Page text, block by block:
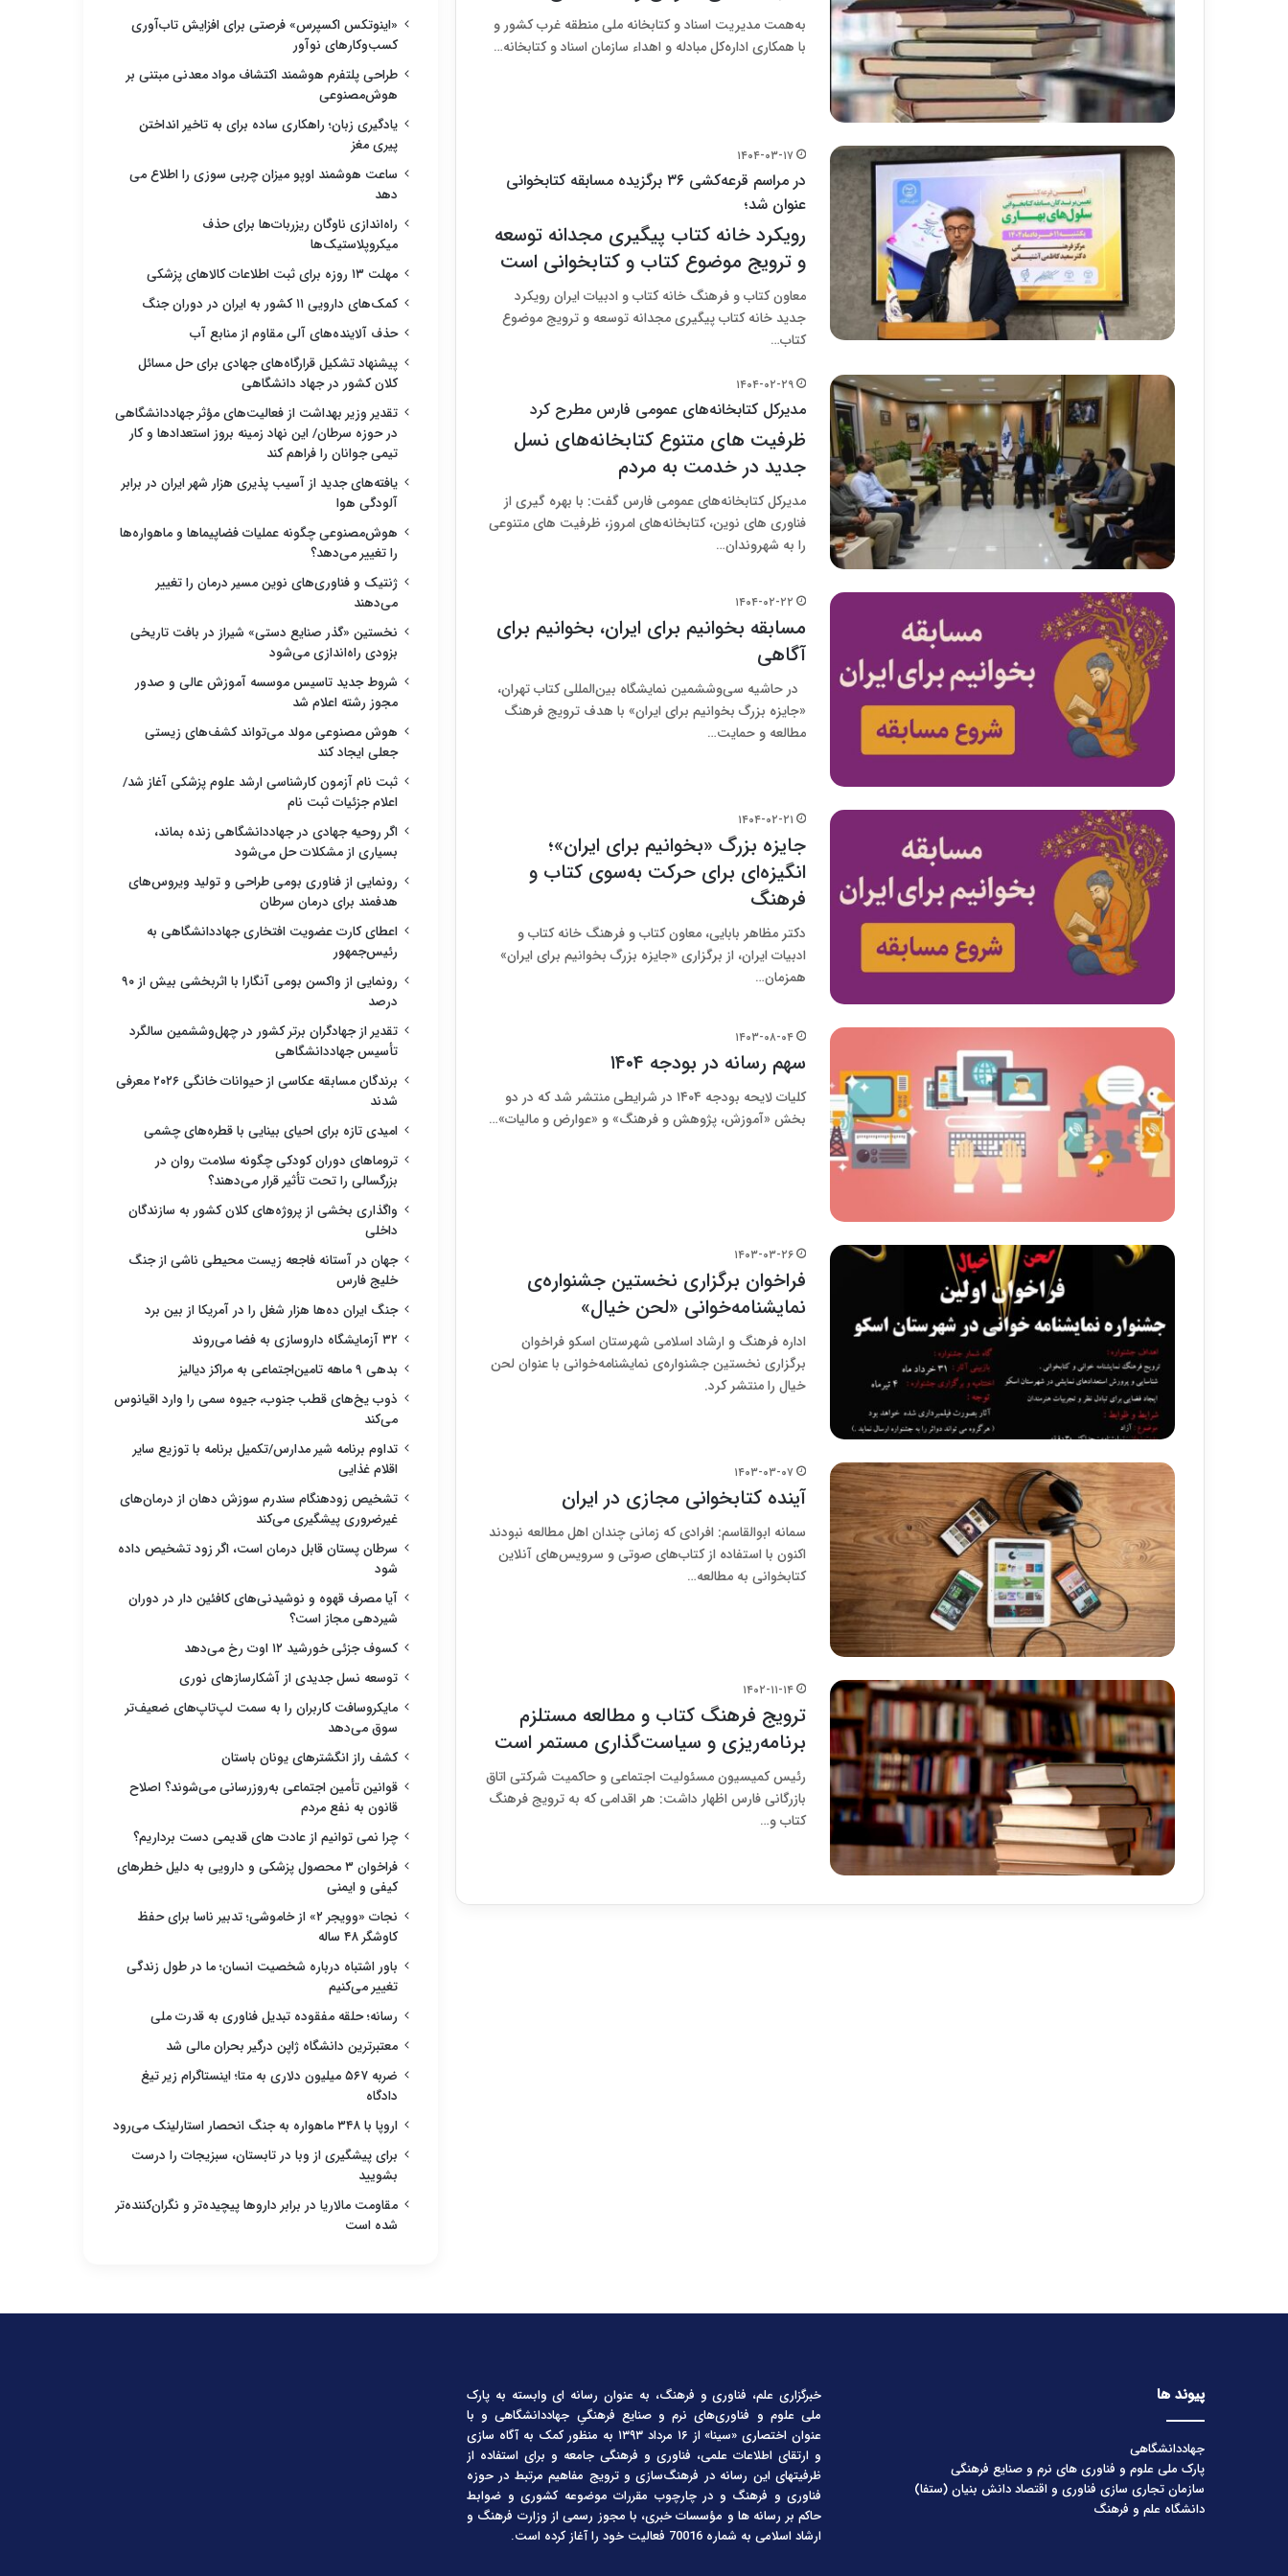
به‌همت مدیریت اسناد و کتابخانه ملی منطقه غرب کشور و
با همکاری اداره‌کل مبادله و اهداء سازمان اسناد و کتابخانه…
۱۴۰۴-۰۳-۱۷
در مراسم قرعه‌کشی ۳۶ برگزیده مسابقه کتابخوانی
عنوان شد؛
رویکرد خانه کتاب پیگیری مجدانه توسعه
و ترویج موضوع کتاب و کتابخوانی است
معاون کتاب و فرهنگ خانه کتاب و ادبیات ایران رویکرد
جدید خانه کتاب پیگیری مجدانه توسعه و ترویج موضوع
کتاب…
۱۴۰۴-۰۲-۲۹
مدیرکل کتابخانه‌های عمومی فارس مطرح کرد
ظرفیت های متنوع کتابخانه‌های نسل
جدید در خدمت به مردم
مدیرکل کتابخانه‌های عمومی فارس گفت: با بهره گیری از
فناوری های نوین، کتابخانه‌های امروز، ظرفیت های متنوعی
را به شهروندان…
۱۴۰۴-۰۲-۲۲
مسابقه بخوانیم برای ایران، بخوانیم برای
آگاهی
در حاشیه سی‌وششمین نمایشگاه بین‌المللی کتاب تهران،
«جایزه بزرگ بخوانیم برای ایران» با هدف ترویج فرهنگ
مطالعه و حمایت…
۱۴۰۴-۰۲-۲۱
جایزه بزرگ «بخوانیم برای ایران»؛
انگیزه‌ای برای حرکت به‌سوی کتاب و
فرهنگ
دکتر مظاهر بابایی، معاون کتاب و فرهنگ خانه کتاب و
ادبیات ایران، از برگزاری «جایزه بزرگ بخوانیم برای ایران»
همزمان…
۱۴۰۳-۰۸-۰۴
سهم رسانه در بودجه ۱۴۰۴
کلیات لایحه بودجه ۱۴۰۴ در شرایطی منتشر شد که در دو
بخش «آموزش، پژوهش و فرهنگ» و «عوارض و مالیات»…
۱۴۰۳-۰۳-۲۶
فراخوان برگزاری نخستین جشنواره‌ی
نمایشنامه‌خوانی «لحن خیال»
اداره فرهنگ و ارشاد اسلامی شهرستان اسکو فراخوان
برگزاری نخستین جشنواره‌ی نمایشنامه‌خوانی با عنوان لحن
خیال را منتشر کرد.
۱۴۰۳-۰۳-۰۷
آینده کتابخوانی مجازی در ایران
سمانه ابوالقاسم: افرادی که زمانی چندان اهل مطالعه نبودند
اکنون با استفاده از کتاب‌های صوتی و سرویس‌های آنلاین
کتابخوانی به مطالعه…
۱۴۰۲-۱۱-۱۴
ترویج فرهنگ کتاب و مطالعه مستلزم
برنامه‌ریزی و سیاست‌گذاری مستمر است
رئیس کمیسیون مسئولیت اجتماعی و حاکمیت شرکتی اتاق
بازرگانی فارس اظهار داشت: هر اقدامی که به ترویج فرهنگ
کتاب و…
«اینوتکس اکسپرس» فرصتی برای افزایش تاب‌آوری
کسب‌وکارهای نوآور
طراحی پلتفرم هوشمند اکتشاف مواد معدنی مبتنی بر
هوش‌مصنوعی
یادگیری زبان؛ راهکاری ساده برای به تاخیر انداختن
پیری مغز
ساعت هوشمند اوپو میزان چربی سوزی را اطلاع می
دهد
راه‌اندازی ناوگان ریزربات‌ها برای حذف
میکروپلاستیک‌ها
مهلت ۱۳ روزه برای ثبت اطلاعات کالاهای پزشکی
کمک‌های دارویی ۱۱ کشور به ایران در دوران جنگ
حذف آلاینده‌های آلی مقاوم از منابع آب
پیشنهاد تشکیل قرارگاه‌های جهادی برای حل مسائل
کلان کشور در جهاد دانشگاهی
تقدیر وزیر بهداشت از فعالیت‌های مؤثر جهاددانشگاهی
در حوزه سرطان/ این نهاد زمینه بروز استعدادها و کار
تیمی جوانان را فراهم کند
یافته‌های جدید از آسیب پذیری هزار شهر ایران در برابر
آلودگی هوا
هوش‌مصنوعی چگونه عملیات فضاپیماها و ماهواره‌ها
را تغییر می‌دهد؟
ژنتیک و فناوری‌های نوین مسیر درمان را تغییر
می‌دهند
نخستین «گذر صنایع دستی» شیراز در بافت تاریخی
بزودی راه‌اندازی می‌شود
شروط جدید تاسیس موسسه آموزش عالی و صدور
مجوز رشته اعلام شد
هوش مصنوعی مولد می‌تواند کشف‌های زیستی
جعلی ایجاد کند
ثبت نام آزمون کارشناسی ارشد علوم پزشکی آغاز شد/
اعلام جزئیات ثبت نام
اگر روحیه جهادی در جهاددانشگاهی زنده بماند،
بسیاری از مشکلات حل می‌شود
رونمایی از فناوری بومی طراحی و تولید ویروس‌های
هدفمند برای درمان سرطان
اعطای کارت عضویت افتخاری جهاددانشگاهی به
رئیس‌جمهور
رونمایی از واکسن بومی آنگارا با اثربخشی بیش از ۹۰
درصد
تقدیر از جهادگران برتر کشور در چهل‌وششمین سالگرد
تأسیس جهاددانشگاهی
برندگان مسابقه عکاسی از حیوانات خانگی ۲۰۲۶ معرفی
شدند
امیدی تازه برای احیای بینایی با قطره‌های چشمی
تروماهای دوران کودکی چگونه سلامت روان در
بزرگسالی را تحت تأثیر قرار می‌دهند؟
واگذاری بخشی از پروژه‌های کلان کشور به سازندگان
داخلی
جهان در آستانه فاجعه زیست محیطی ناشی از جنگ
خلیج فارس
جنگ ایران ده‌ها هزار شغل را در آمریکا از بین برد
۳۲ آزمایشگاه داروسازی به فضا می‌روند
بدهی ۹ ماهه تامین‌اجتماعی به مراکز دیالیز
ذوب یخ‌های قطب جنوب، جیوه سمی را وارد اقیانوس
می‌کند
تداوم برنامه شیر مدارس/تکمیل برنامه با توزیع سایر
اقلام غذایی
تشخیص زودهنگام سندرم سوزش دهان از درمان‌های
غیرضروری پیشگیری می‌کند
سرطان پستان قابل درمان است، اگر زود تشخیص داده
شود
آیا مصرف قهوه و نوشیدنی‌های کافئین دار در دوران
شیردهی مجاز است؟
کسوف جزئی خورشید ۱۲ اوت رخ می‌دهد
توسعه نسل جدیدی از آشکارسازهای نوری
مایکروسافت کاربران را به سمت لپ‌تاپ‌های ضعیف‌تر
سوق می‌دهد
کشف راز انگشترهای یونان باستان
قوانین تأمین اجتماعی به‌روزرسانی می‌شوند؟ اصلاح
قانون به نفع مردم
چرا نمی توانیم از عادت های قدیمی دست برداریم؟
فراخوان ۳ محصول پزشکی و دارویی به دلیل خطرهای
کیفی و ایمنی
نجات «وویجر ۲» از خاموشی؛ تدبیر ناسا برای حفظ
کاوشگر ۴۸ ساله
باور اشتباه درباره شخصیت انسان؛ ما در طول زندگی
تغییر می‌کنیم
رسانه؛ حلقه مفقوده تبدیل فناوری به قدرت ملی
معتبرترین دانشگاه ژاپن درگیر بحران مالی شد
ضربه ۵۶۷ میلیون دلاری به متا؛ اینستاگرام زیر تیغ
دادگاه
اروپا با ۳۴۸ ماهواره به جنگ انحصار استارلینک می‌رود
برای پیشگیری از وبا در تابستان، سبزیجات را درست
بشویید
مقاومت مالاریا در برابر داروها پیچیده‌تر و نگران‌کننده‌تر
شده است
پیوند ها
جهاددانشگاهی
پارک ملی علوم و فناوری های نرم و صنایع فرهنگی
سازمان تجاری سازی فناوری و اقتصاد دانش بنیان (ستفا)
دانشگاه علم و فرهنگ
خبرگزاری علم، فناوری و فرهنگ، به عنوان رسانه ای وابسته به پارک
ملی علوم و فناوری‌های نرم و صنایع فرهنگیِ جهاددانشگاهی و با
عنوان اختصاری «سینا» از ۱۶ مرداد ۱۳۹۳ به منظور کمک به آگاه سازی
و ارتقای اطلاعات علمی، فناوری و فرهنگی جامعه و برای استفاده از
ظرفیتهای این رسانه در فرهنگ‌سازی و ترویج مفاهیم مرتبط در حوزه
فناوری و فرهنگ و در چارچوب مقررات موضوعه کشوری و ضوابط
حاکم بر رسانه ها و مؤسسات خبری، با مجوز رسمی از وزارت فرهنگ و
ارشاد اسلامی به شماره 70016 فعالیت خود را آغاز کرده است.